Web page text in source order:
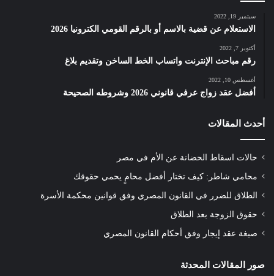
سبتمبر 19, 2022
الاستعلام عن قضية بالاسم أو بالرقم القومي الكترونيا 2026
أكتوبر 7, 2022
رقم مباحث الإنترنت واتساب الخط الساخن وتقديم بلاغ
أغسطس 10, 2022
أفضل عقد زواج عرفي قانوني 2026 وشروطه الصحيحة
أحدث المقالات
حالات اسقاط الحضانة عن الأم في مصر
محامي شاطر: كيف تختار أفضل محامٍ يحمي حقوقك
الطلاق للضرر في القانون المصري وفق قوانين محكمة الأسرة
حقوق الزوجة بعد الطلاق
صيغة عقد إيجار وفق أحكام القانون المصري
صور المقالات المحدثة